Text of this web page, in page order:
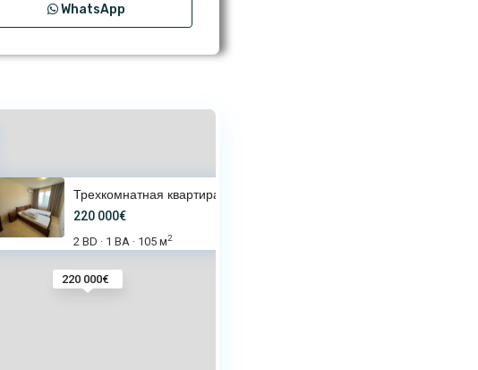
WhatsApp
220 000€
Трехкомнатная квартира с видом
220 000€
2 BD · 1 BA · 105 м2